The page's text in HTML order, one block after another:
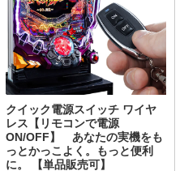
クイック電源スイッチ ワイヤ
レス【リモコンで電源
ON/OFF】 あなたの実機をも
っとかっこよく。もっと便利
に。 【単品販売可】